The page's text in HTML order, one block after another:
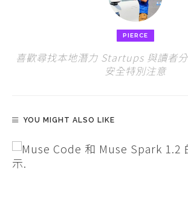
PIERCE
喜歡尋找本地潛力 Startups 與讀者
安全特別注意
YOU MIGHT ALSO LIKE